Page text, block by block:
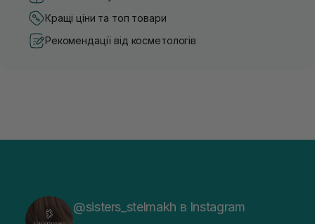
Кращі ціни та топ товари
Рекомендації від косметологів
@sisters_stelmakh в Instagram